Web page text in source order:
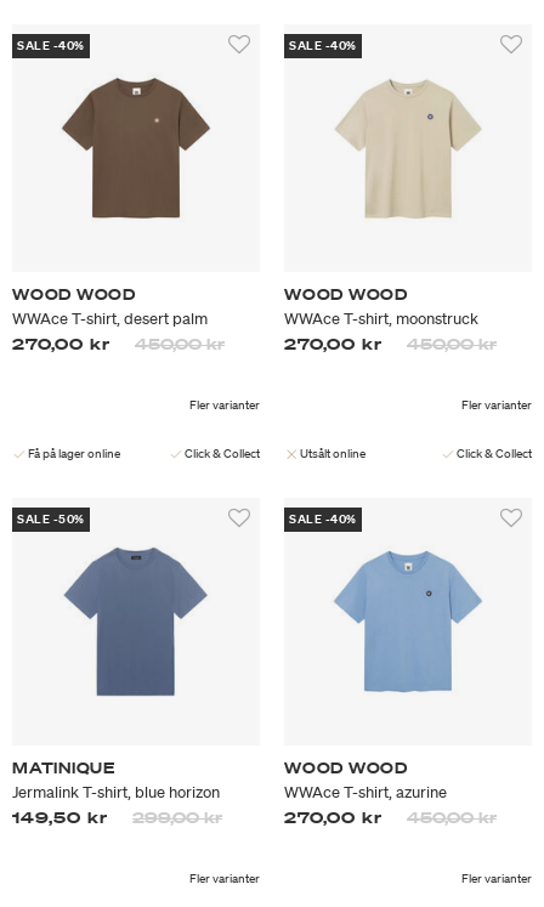
SALE -40%
WOOD WOOD
WWAce T-shirt, desert palm
270,00 kr
Priset är nedsatt från
450,00 krtill
Fler varianter
Få på lager online Click & Collect
SALE -40%
WOOD WOOD
WWAce T-shirt, moonstruck
270,00 kr
Priset är
450,00 krtill
Fler varianter
Utsålt online Click & Collect
SALE -50%
MATINIQUE
Jermalink T-shirt, blue horizon
149,50 kr
Priset är nedsatt från
299,00 krtill
Fler varianter
SALE -40%
WOOD WOOD
WWAce T-shirt, azurine
270,00 kr
Priset är
450,00 krtill
Fler varianter